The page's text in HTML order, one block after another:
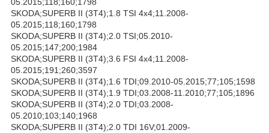
SKODA;SUPERB II (3T4);1.8 TSI 4x4;11.2008-
05.2015;118;160;1798
SKODA;SUPERB II (3T4);2.0 TSI;05.2010-
05.2015;147;200;1984
SKODA;SUPERB II (3T4);3.6 FSI 4x4;11.2008-
05.2015;191;260;3597
SKODA;SUPERB II (3T4);1.6 TDI;09.2010-05.2015;77;105;1598
SKODA;SUPERB II (3T4);1.9 TDI;03.2008-11.2010;77;105;1896
SKODA;SUPERB II (3T4);2.0 TDI;03.2008-
05.2010;103;140;1968
SKODA;SUPERB II (3T4);2.0 TDI 16V;01.2009-